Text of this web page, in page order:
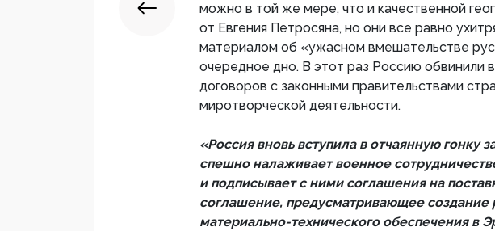
можно в той же мере, что и качественной
от Евгения Петросяна, но они все равно
материалом об «ужасном вмешательстве
очередное дно. В этот раз Россию обвинили
договоров с законными правительствами
миротворческой деятельности.
«Россия вновь вступила в отчаянную гонку
спешно налаживает военное
и подписывает с ними соглашения на
соглашение, предусматривающее создание
материально-технического обеспечения в